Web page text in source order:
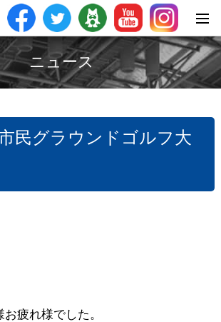
ニュース
民グラウンドゴルフ大
疲れ様でした。